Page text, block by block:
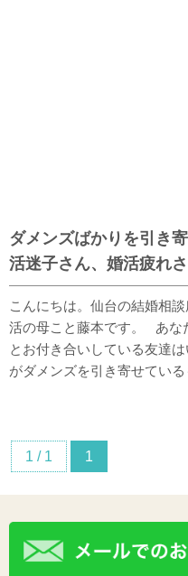
ダメンズばかりを引き
活迷子さん、婚活疲れさ
こんにちは。仙台の結婚
活の母こと藤本です。 あな
とお付き合いしている友達
がダメンズを引き寄せてい
1 / 1 1